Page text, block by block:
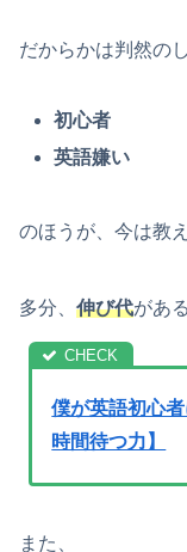
だからかは判然の
初心者
英語嫌い
のほうが、今は教
多分、 伸び代があ
僕が英語初心
時間待つ力】
また、